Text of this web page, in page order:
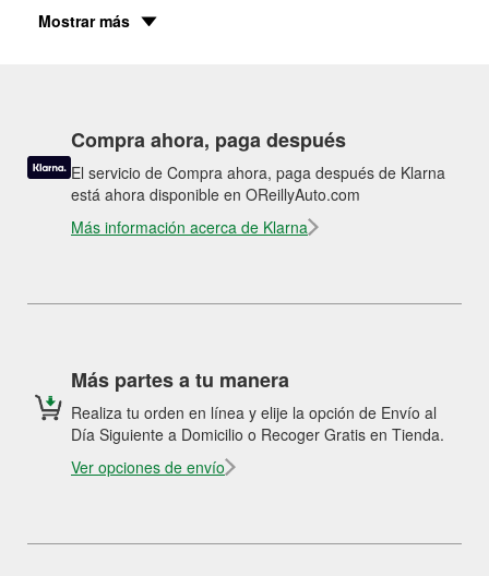
Mostrar más
Compra ahora, paga después
El servicio de Compra ahora, paga después de Klarna
está ahora disponible en OReillyAuto.com
Más información acerca de Klarna
Más partes a tu manera
Realiza tu orden en línea y elije la opción de Envío al
Día Siguiente a Domicilio o Recoger Gratis en Tienda.
Ver opciones de envío